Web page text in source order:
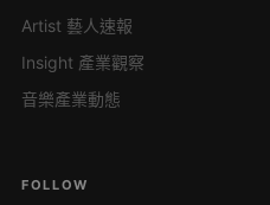
Artist 藝人速報
Insight 產業觀察
音樂產業動態
FOLLOW